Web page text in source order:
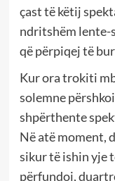
çast të këtij
ndritshëm lente-
që përpiqej të
Kur ora trokiti
solemne
shpërthente
Në atë moment,
sikur të ishin yje
përfundoi,